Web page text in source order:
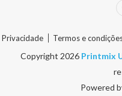
Termos e
Copyright 2026 Printmix
Powered